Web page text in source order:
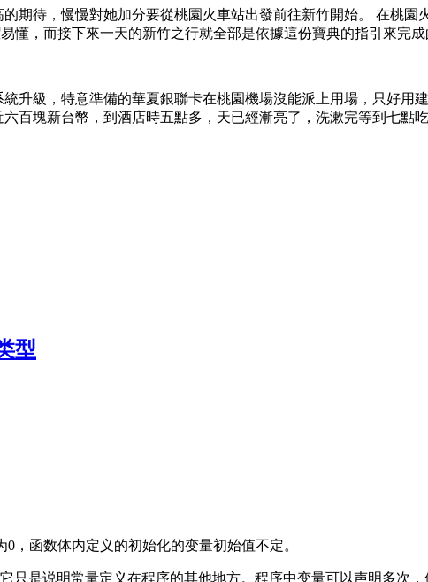
期待，慢慢對她加分要從桃園火車站出發前往新竹開始。 在桃
懂，而接下來一天的新竹之行就全部是依據這份寶典的指引來完成
升級，特意準備的華夏銀聯卡在桃園機場沒能派上用場，只好用
百塊新台幣，到酒店時五點多，天已經漸亮了，洗漱完等到七
型
，函数体内定义的初始化的变量初始值不定。
只是说明常量定义在程序的其他地方。程序中变量可以声明多次，